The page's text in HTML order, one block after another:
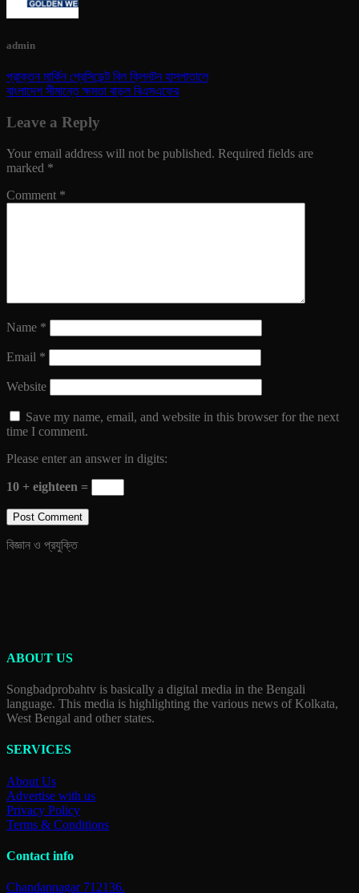
admin
প্রাক্তন মার্কিন প্রেসিডেন্ট বিল ক্লিনটন হাসপাতালে
বাংলাদেশ সীমান্তে ক্ষমতা বাড়ল বিএসএফের
Leave a Reply
Your email address will not be published. Required fields are
marked *
Comment *
Name *
Email *
Website
Save my name, email, and website in this browser for the next
time I comment.
Please enter an answer in digits:
10 + eighteen =
বিজ্ঞান ও প্রযুক্তি
ABOUT US
Songbadprobahtv is basically a digital media in the Bengali
language. This media is highlighting the various news of Kolkata,
West Bengal and other states.
SERVICES
About Us
Advertise with us
Privacy Policy
Terms & Conditions
Contact info
Chandannagar 712136.